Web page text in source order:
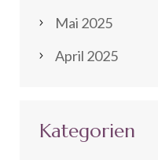
Mai 2025
April 2025
Kategorien